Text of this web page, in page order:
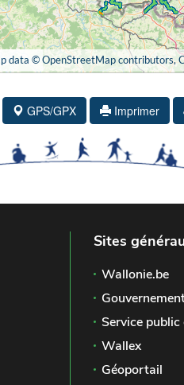
GPS/GPX Imprimer
Sites
Wallonie.be
Service
Wallex
Géoportail